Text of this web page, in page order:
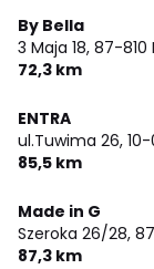
By Bella
3 Maja 18, 87-810
72,3 km
ENTRA
ul.Tuwima 26,
85,5 km
Made in G
Szeroka 26/28,
87,3 km